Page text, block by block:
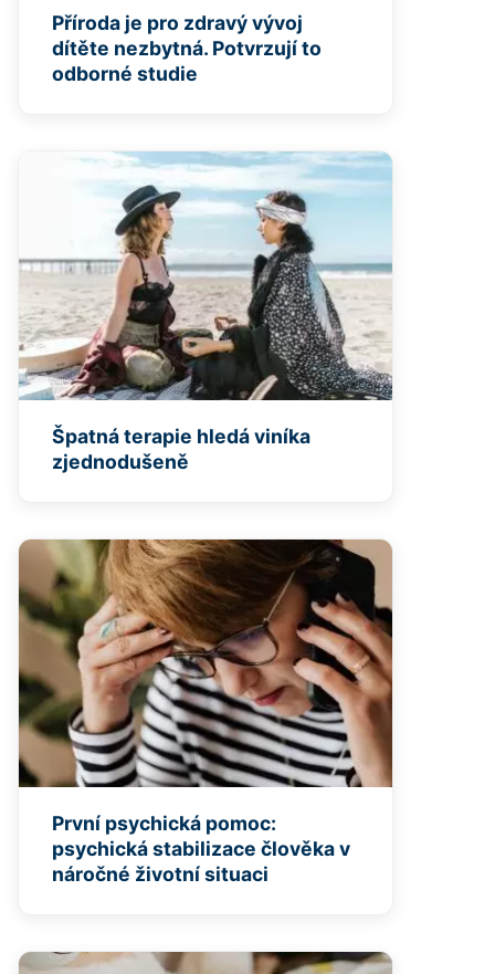
Příroda je pro zdravý vývoj
dítěte nezbytná. Potvrzují to
odborné studie
Špatná terapie hledá viníka
zjednodušeně
První psychická pomoc:
psychická stabilizace člověka v
náročné životní situaci